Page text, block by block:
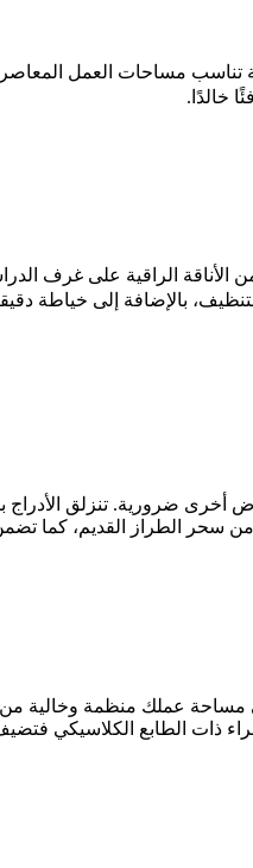
تناسب مساحات العمل
خالدًا.
الراقية على غرف
بالإضافة إلى خياطة
أخرى ضرورية. تنزلق
الطراز القديم، كما تضمن
مساحة عملك منظمة
ذات الطابع الكلاسيكي